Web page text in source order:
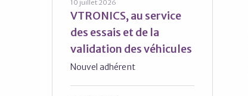
10 juillet 2026
VTRONICS, au service
des essais et de la
validation des véhicules
Nouvel adhérent